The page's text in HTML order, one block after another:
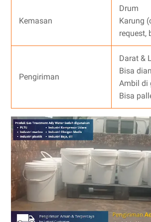
Kemasan
Drum
Karung
request,
Pengiriman
Darat &
Bisa
Ambil di
Bisa